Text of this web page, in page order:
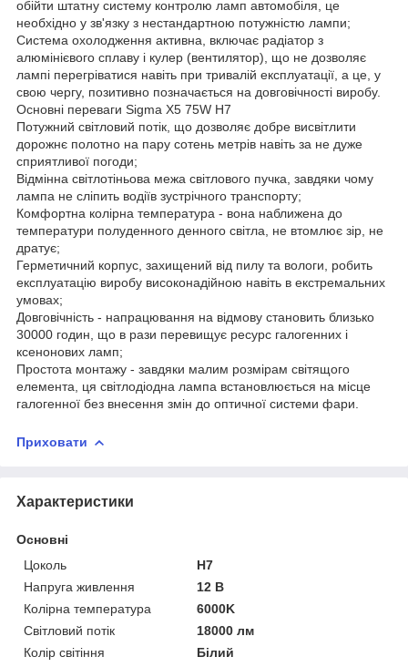
обійти штатну систему контролю ламп автомобіля, це
необхідно у зв'язку з нестандартною потужністю лампи;
Система охолодження активна, включає радіатор з
алюмінієвого сплаву і кулер (вентилятор), що не дозволяє
лампі перегріватися навіть при тривалій експлуатації, а це, у
свою чергу, позитивно позначається на довговічності виробу.
Основні переваги Sigma X5 75W H7
Потужний світловий потік, що дозволяє добре висвітлити
дорожнє полотно на пару сотень метрів навіть за не дуже
сприятливої погоди;
Відмінна світлотіньова межа світлового пучка, завдяки чому
лампа не сліпить водіїв зустрічного транспорту;
Комфортна колірна температура - вона наближена до
температури полуденного денного світла, не втомлює зір, не
дратує;
Герметичний корпус, захищений від пилу та вологи, робить
експлуатацію виробу високонадійною навіть в екстремальних
умовах;
Довговічність - напрацювання на відмову становить близько
30000 годин, що в рази перевищує ресурс галогенних і
ксенонових ламп;
Простота монтажу - завдяки малим розмірам світящого
елемента, ця світлодіодна лампа встановлюється на місце
галогенної без внесення змін до оптичної системи фари.
Приховати
Характеристики
Основні
Цоколь
H7
Напруга живлення
12 В
Колірна температура
6000K
Світловий потік
18000 лм
Колір світіння
Білий